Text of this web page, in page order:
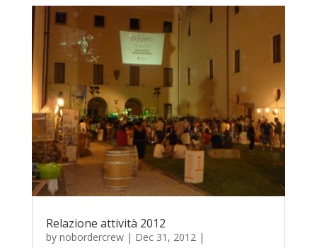
Relazione attività 2012
by nobordercrew| Dec 31, 2012|